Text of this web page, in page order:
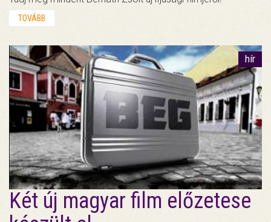
TOVÁBB
hír
Két új magyar film előzetese